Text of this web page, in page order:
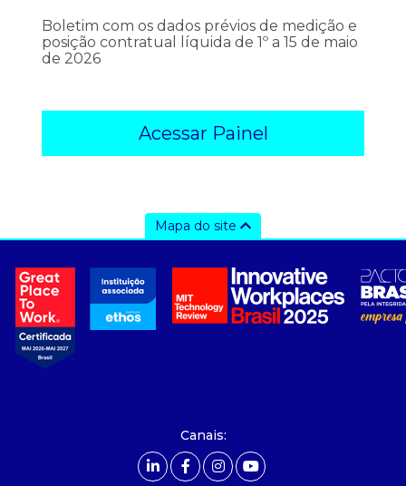
Boletim com os dados prévios de medição e
posição contratual líquida de 1º a 15 de maio
de 2026
Acessar Painel
Mapa do site
- sobre nós
- governança
- nossos associados
- integridade, riscos e auditoria
- relatório de sustentabilidade
Canais: